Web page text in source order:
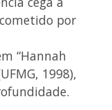
por
“Hannah
1998),